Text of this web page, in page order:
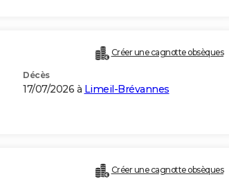
Créer une cagnotte obsèques
Décès
17/07/2026 à Limeil-Brévannes
Créer une cagnotte obsèques